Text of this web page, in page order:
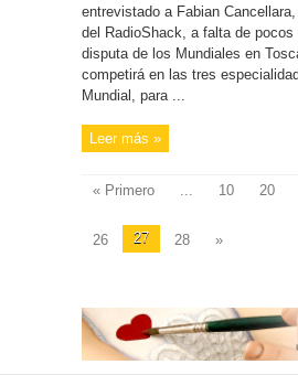
entrevistado a Fabian
del RadioShack, a falta de
disputa de los Mundiales en
competirá en las tres
Mundial, para ...
Leer más »
« Primero ... 10 20
26
27 28 »